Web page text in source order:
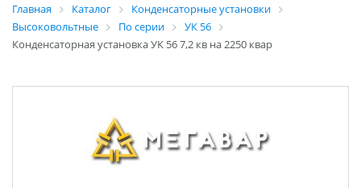
Главная Каталог
Конденсаторные установки
Высоковольтные
По серии
УК 56
Конденсаторная установка УК 56 7,2 кв на 2250 квар